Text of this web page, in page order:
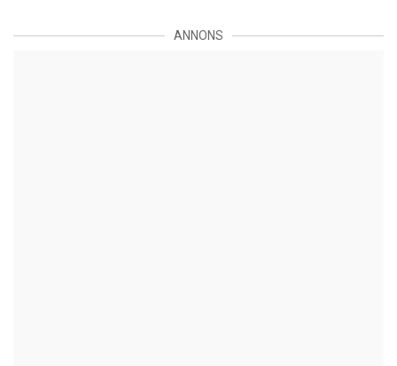
ANNONS